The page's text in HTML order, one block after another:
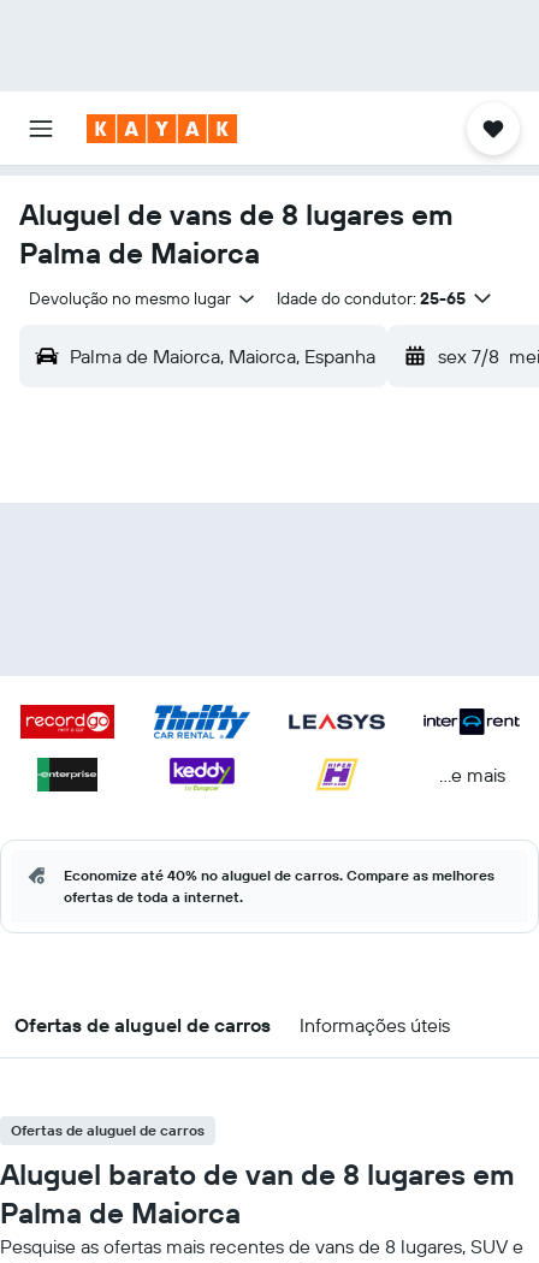
Aluguel de vans de 8 lugares em
Palma de Maiorca
Devolução no mesmo lugar Idade do condutor: 25-65
Palma de Maiorca, Maiorca, Espanha sex 7/8
...e mais
Economize até 40% no aluguel de carros. Compare as melhores
ofertas de toda a internet.
Ofertas de aluguel de carros Informações úteis
Ofertas de aluguel de carros
Aluguel barato de van de 8 lugares em
Palma de Maiorca
Pesquise as ofertas mais recentes de vans de 8 lugares, SUV e